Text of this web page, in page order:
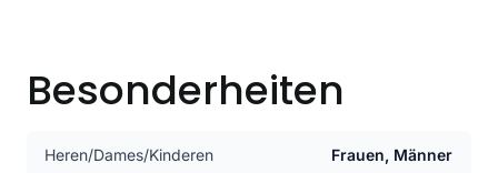
Besonderheiten
Heren/Dames/Kinderen Frauen, Männer